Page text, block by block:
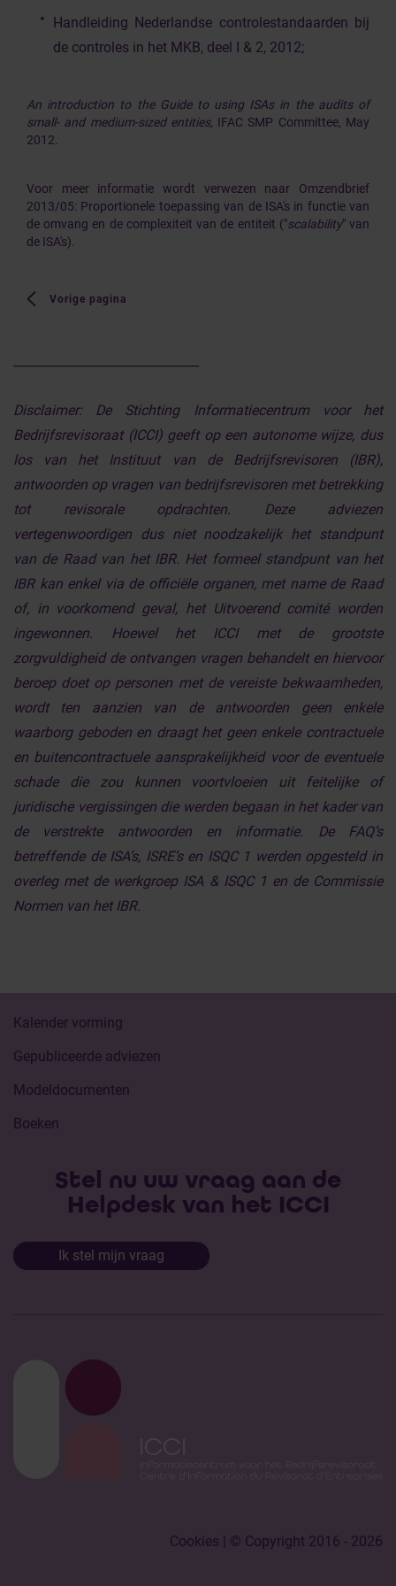
Handleiding Nederlandse controlestandaarden bij
de controles in het MKB, deel I & 2, 2012;
An introduction to the Guide to using ISAs in the audits of
small- and medium-sized entities, IFAC SMP Committee, May
2012.
Voor meer informatie wordt verwezen naar Omzendbrief
2013/05: Proportionele toepassing van de ISA's in functie van
de omvang en de complexiteit van de entiteit ("scalability" van
de ISA's)
Vorige pagina
Disclaimer: De Stichting Informatiecentrum voor het
Bedrijfsrevisoraat (ICCI) geeft op een autonome wijze, dus
los van het Instituut van de Bedrijfsrevisoren (IBR),
antwoorden op vragen van bedrijfsrevisoren met betrekking
tot revisorale opdrachten. Deze adviezen
vertegenwoordigen dus niet noodzakelijk het standpunt
van de Raad van het IBR. Het formeel standpunt van het
IBR kan enkel via de officiële organen, met name de Raad
of, in voorkomend geval, het Uitvoerend comité worden
ingewonnen. Hoewel het ICCI met de grootste
zorgvuldigheid de ontvangen vragen behandelt en hiervoor
beroep doet op personen met de vereiste bekwaamheden,
wordt ten aanzien van de antwoorden geen enkele
waarborg geboden en draagt het geen enkele contractuele
en buitencontractuele aansprakelijkheid voor de eventuele
schade die zou kunnen voortvloeien uit feitelijke of
juridische vergissingen die werden begaan in het kader van
de verstrekte antwoorden en informatie. De FAQ’s
betreffende de ISA’s, ISRE’s en ISQC 1 werden opgesteld in
overleg met de werkgroep ISA & ISQC 1 en de Commissie
Normen van het IBR.
Kalender vorming
Gepubliceerde adviezen
Modeldocumenten
Boeken
Stel nu uw vraag aan de
Helpdesk van het ICCI
Ik stel mijn vraag
Cookies | © Copyright 2016 - 2026